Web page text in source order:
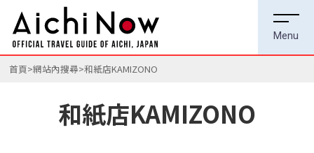
首頁 網站內搜尋 和紙店KAMIZONO
和紙店KAMIZONO